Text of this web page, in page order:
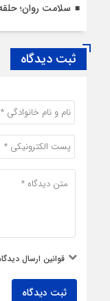
سلامت روان؛
ثبت دیدگاه
قوانین ارسال
ثبت دیدگاه